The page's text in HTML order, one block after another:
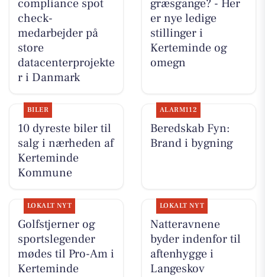
compliance spot
check-
medarbejder på
store
datacenterprojekte
r i Danmark
græsgange? - Her
er nye ledige
stillinger i
Kerteminde og
omegn
BILER
10 dyreste biler til
salg i nærheden af
Kerteminde
Kommune
ALARM112
Beredskab Fyn:
Brand i bygning
LOKALT NYT
Golfstjerner og
sportslegender
mødes til Pro-Am i
Kerteminde
LOKALT NYT
Natteravnene
byder indenfor til
aftenhygge i
Langeskov